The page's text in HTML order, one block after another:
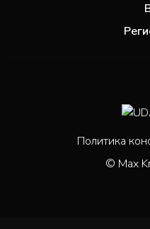
Политика
© Max